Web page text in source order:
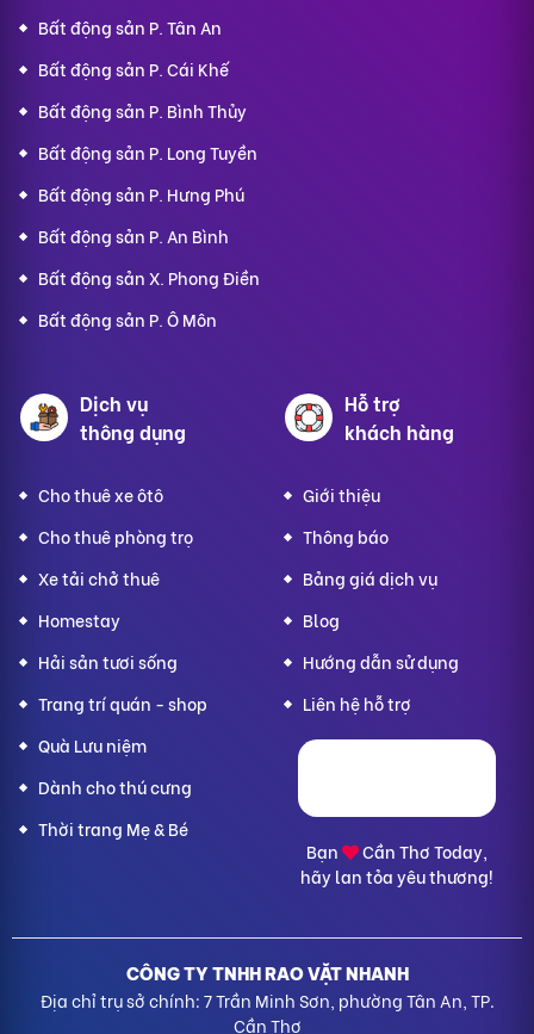
Bất động sản P. Tân An
Bất động sản P. Cái Khế
Bất động sản P. Bình Thủy
Bất động sản P. Long Tuyền
Bất động sản P. Hưng Phú
Bất động sản P. An Bình
Bất động sản X. Phong Điền
Bất động sản P. Ô Môn
Dịch vụ
thông dụng
Cho thuê xe ôtô
Cho thuê phòng trọ
Xe tải chở thuê
Homestay
Hải sản tươi sống
Trang trí quán - shop
Quà Lưu niệm
Dành cho thú cưng
Thời trang Mẹ & Bé
Hỗ trợ
khách hàng
Giới thiệu
Thông báo
Bảng giá dịch vụ
Blog
Hướng dẫn sử dụng
Liên hệ hỗ trợ
Bạn
Cần Thơ Today,
hãy lan tỏa yêu thương!
CÔNG TY TNHH RAO VẶT NHANH
Địa chỉ trụ sở chính: 7 Trần Minh Sơn, phường Tân An, TP.
Cần Thơ